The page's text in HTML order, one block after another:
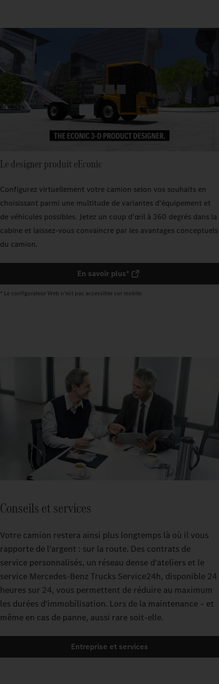
Le designer produit eEconic
Configurez virtuellement votre camion selon vos souhaits en
choisissant parmi une multitude de variantes d'équipement et
de véhicules possibles. Jetez un coup d'œil à 360 degrés dans la
cabine et laissez-vous convaincre par les avantages conceptuels
du camion.
En savoir plus*
* Le configurateur Web n'est pas accessible sur mobile.
Conseils et services
Votre camion restera ainsi plus longtemps là où il vous
rapporte de l'argent : sur la route. Des contrats de
service personnalisés, un réseau dense d'ateliers et le
service Mercedes-Benz Trucks Service24h, disponible 24
heures sur 24, vous permettent de réduire au maximum
les durées d'immobilisation. Lors de la maintenance – et
même en cas de panne, aussi rare soit-elle.
Entreprise et services